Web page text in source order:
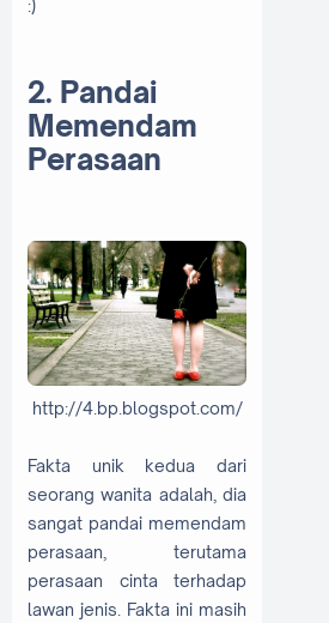
:)
2. Pandai
Memendam
Perasaan
http://4.bp.blogspot.com/
Fakta unik kedua dari
seorang wanita adalah, dia
sangat pandai memendam
perasaan, terutama
perasaan cinta terhadap
lawan jenis. Fakta ini masih